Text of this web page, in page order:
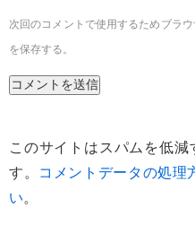
次回のコメントで使用するためブラ
を保存する。
このサイトはスパムを低減
す。
コメントデータの処理
い。